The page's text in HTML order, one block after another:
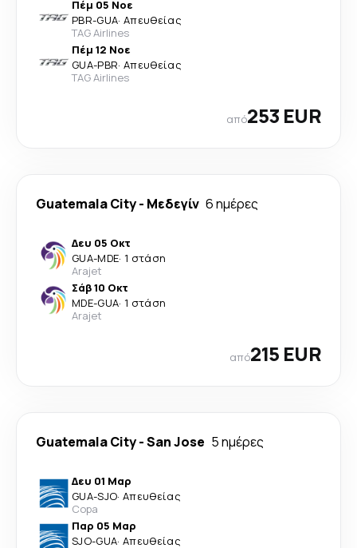
Πέμ 05 Νοε
PBR-GUA· Απευθείας
TAG Airlines
Πέμ 12 Νοε
GUA-PBR· Απευθείας
TAG Airlines
από253 EUR
Guatemala City- Μεδεγίν 6 ημέρες
Δευ 05 Οκτ
GUA-MDE· 1 στάση
Arajet
Σάβ 10 Οκτ
MDE-GUA· 1 στάση
Arajet
από215 EUR
Guatemala City-San Jose 5 ημέρες
Δευ 01 Μαρ
GUA-SJO· Απευθείας
Copa
Παρ 05 Μαρ
SJO-GUA· Απευθείας